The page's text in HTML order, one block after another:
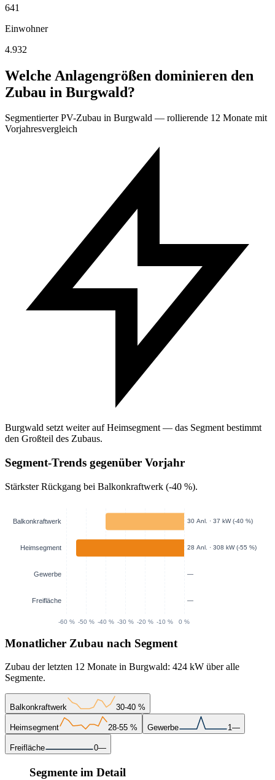
641
Einwohner
4.932
Welche Anlagengrößen dominieren den
Zubau in Burgwald?
Segmentierter PV-Zubau in Burgwald — rollierende 12 Monate mit
Vorjahresvergleich
Burgwald setzt weiter auf Heimsegment — das Segment bestimmt
den Großteil des Zubaus.
Segment-Trends gegenüber Vorjahr
Stärkster Rückgang bei Balkonkraftwerk (-40 %).
Monatlicher Zubau nach Segment
Zubau der letzten 12 Monate in Burgwald: 424 kW über alle
Segmente.
Balkonkraftwerk 30-40 %
Heimsegment 28-55 % Gewerbe 1—
Freifläche 0—
Segmente im Detail